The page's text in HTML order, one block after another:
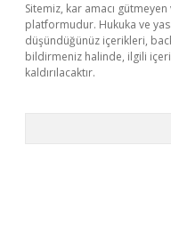
Sitemiz, kar amacı
platformudur. Hukuka ve
düşündüğünüz içerikleri,
bildirmeniz halinde, ilgili
kaldırılacaktır.